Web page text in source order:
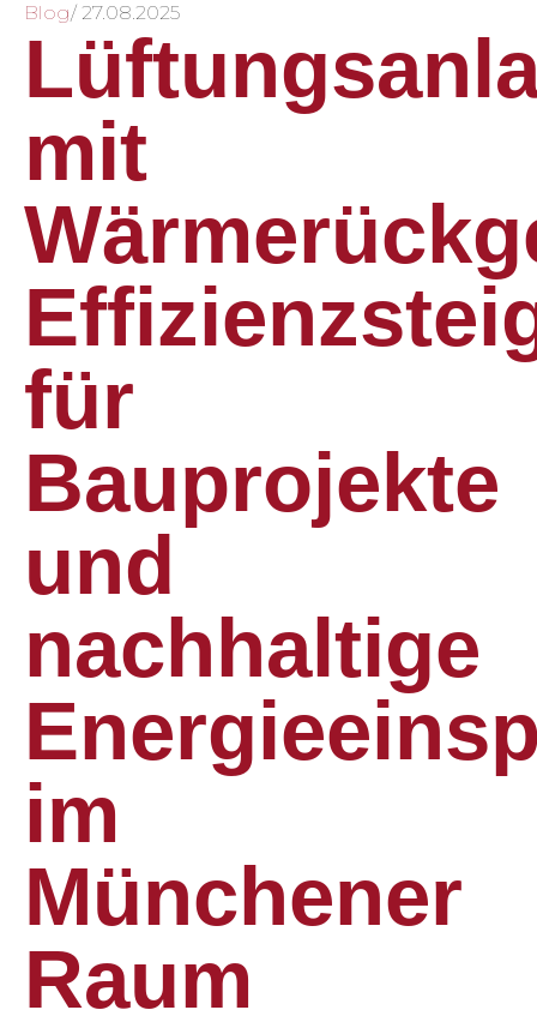
Blog/ 27.08.2025
mit
für
Bauprojekte
und
nachhaltige
im
Münchener
Raum